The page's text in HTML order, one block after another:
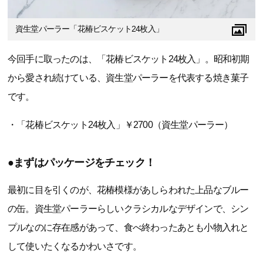
資生堂パーラー「花椿ビスケット24枚入」
今回手に取ったのは、「花椿ビスケット24枚入」。昭和初期
から愛され続けている、資生堂パーラーを代表する焼き菓子
です。
・「花椿ビスケット24枚入」￥2700（資生堂パーラー）
●まずはパッケージをチェック！
最初に目を引くのが、花椿模様があしらわれた上品なブルー
の缶。資生堂パーラーらしいクラシカルなデザインで、シン
プルなのに存在感があって、食べ終わったあとも小物入れと
して使いたくなるかわいさです。